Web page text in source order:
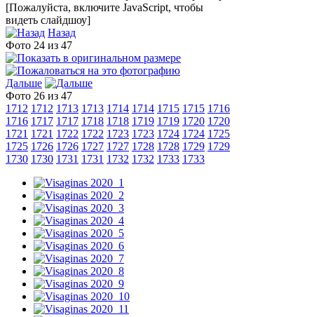
[Пожалуйста, включите JavaScript, чтобы
видеть слайдшоу]
Назад
Фото 24 из 47
Дальше
Фото 26 из 47
1712 1712 1713 1713 1714 1714 1715 1715 1716
1716 1717 1717 1718 1718 1719 1719 1720 1720
1721 1721 1722 1722 1723 1723 1724 1724 1725
1725 1726 1726 1727 1727 1728 1728 1729 1729
1730 1730 1731 1731 1732 1732 1733 1733